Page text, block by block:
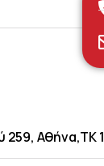
Αθήνα,ΤΚ